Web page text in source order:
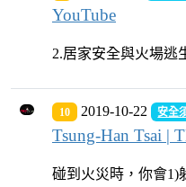
YouTube
2.居家安全與火場逃
10 2019-10-22 安全
Tsung-Han Tsai |
碰到火災時，你會1)